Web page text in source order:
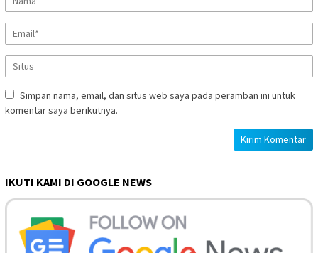
Simpan nama, email, dan situs web saya pada peramban ini untuk
komentar saya berikutnya.
IKUTI KAMI DI GOOGLE NEWS